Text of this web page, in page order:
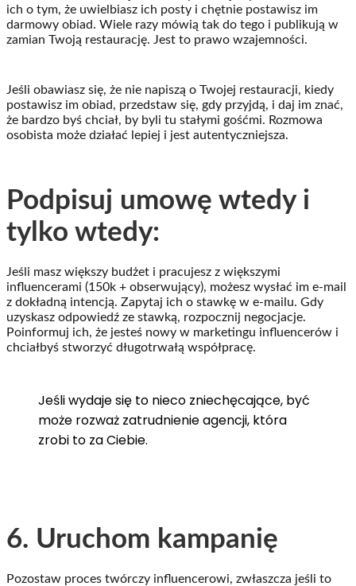
ich o tym, że uwielbiasz ich posty i chętnie postawisz im
darmowy obiad. Wiele razy mówią tak do tego i publikują w
zamian Twoją restaurację. Jest to prawo wzajemności.
Jeśli obawiasz się, że nie napiszą o Twojej restauracji, kiedy
postawisz im obiad, przedstaw się, gdy przyjdą, i daj im znać,
że bardzo byś chciał, by byli tu stałymi gośćmi. Rozmowa
osobista może działać lepiej i jest autentyczniejsza.
Podpisuj umowę wtedy i
tylko wtedy:
Jeśli masz większy budżet i pracujesz z większymi
influencerami (150k + obserwujący), możesz wysłać im e-mail
z dokładną intencją. Zapytaj ich o stawkę w e-mailu. Gdy
uzyskasz odpowiedź ze stawką, rozpocznij negocjacje.
Poinformuj ich, że jesteś nowy w marketingu influencerów i
chciałbyś stworzyć długotrwałą współpracę.
Jeśli wydaje się to nieco zniechęcające, być
może rozważ zatrudnienie agencji, która
zrobi to za Ciebie.
6. Uruchom kampanię
Pozostaw proces twórczy influencerowi, zwłaszcza jeśli to